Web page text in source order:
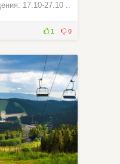
17.10-27.10 ..
1 0